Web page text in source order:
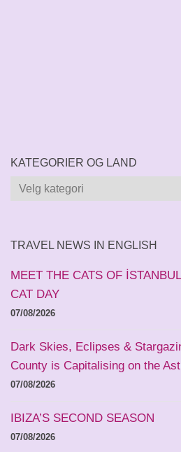
KATEGORIER OG LAND
Kategorier
TRAVEL NEWS IN ENGLISH
MEET THE CATS OF
CAT DAY
07/08/2026
Dark Skies, Eclipses &
County is Capitalising on the
07/08/2026
IBIZA’S SECOND SEASON
07/08/2026